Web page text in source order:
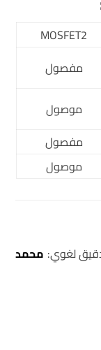
MOSFET2
مفصول
موصول
مفصول
موصول
لغوي: محمد